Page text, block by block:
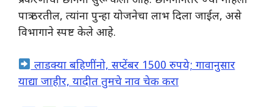
पात्र ठरतील, त्यांना पुन्हा योजनेचा लाभ दिला जाईल, असे
विभागाने स्पष्ट केले आहे.
लाडक्या बहिणींनो, सप्टेंबर 1500 रुपये; गावानुसार
याद्या जाहीर, यादीत तुमचे नाव चेक करा